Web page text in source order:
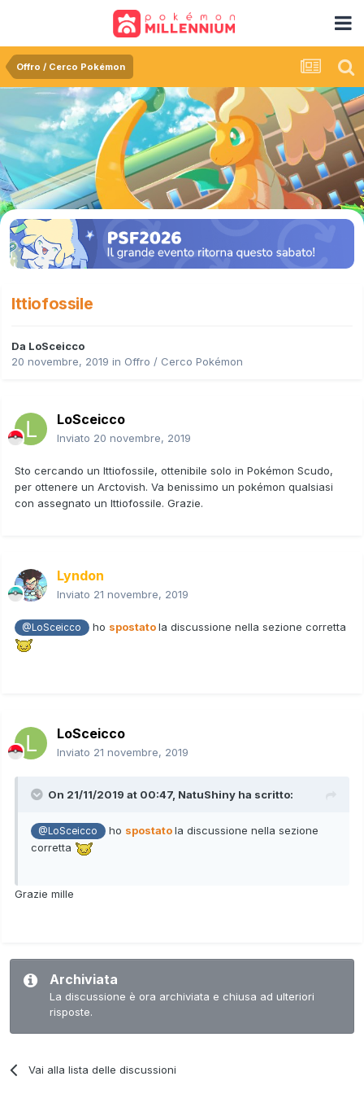
Offro / Cerco Pokémon
Ittiofossile
Da LoSceicco
20 novembre, 2019 in Offro / Cerco Pokémon
LoSceicco
Inviato 20 novembre, 2019
Sto cercando un Ittiofossile, ottenibile solo in Pokémon Scudo,
per ottenere un Arctovish. Va benissimo un pokémon qualsiasi
con assegnato un Ittiofossile. Grazie.
Lyndon
Inviato 21 novembre, 2019
@LoSceicco ho spostatola discussione nella sezione corretta
LoSceicco
Inviato 21 novembre, 2019
On 21/11/2019 at 00:47, NatuShiny ha scritto:
@LoSceicco ho spostatola discussione nella sezione
corretta
Grazie mille
Archiviata
La discussione è ora archiviata e chiusa ad ulteriori
risposte.
Vai alla lista delle discussioni